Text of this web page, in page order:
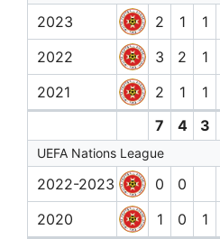
2023 2 1 1
2022
3 2 1
2021
2 1 1
7
4 3
UEFA Nations League
2022-2023 0 0
2020
1 0 1